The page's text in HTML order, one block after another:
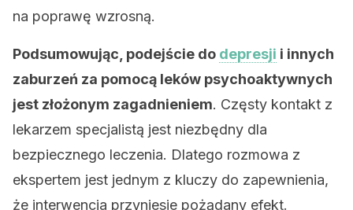
na poprawę wzrosną.
Podsumowując, podejście do depresji i innych
zaburzeń za pomocą leków psychoaktywnych
jest złożonym zagadnieniem. Częsty kontakt z
lekarzem specjalistą jest niezbędny dla
bezpiecznego leczenia. Dlatego rozmowa z
ekspertem jest jednym z kluczy do zapewnienia,
że interwencja przyniesie pożądany efekt.